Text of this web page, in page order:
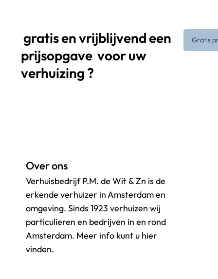
gratis en vrijblijvend een
prijsopgavevoor uw
verhuizing ?
Gratis
Over ons
Verhuisbedrijf P.M. de Wit & Zn is de
erkende verhuizer in Amsterdam en
omgeving. Sinds 1923 verhuizen wij
particulieren en bedrijven in en rond
Amsterdam. Meer info kunt u hier
vinden.